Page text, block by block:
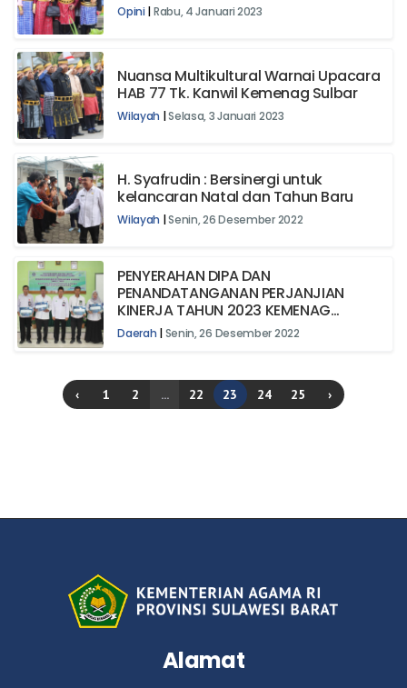
Opini |Rabu, 4 Januari 2023
Nuansa Multikultural Warnai Upacara
HAB 77 Tk. Kanwil Kemenag Sulbar
Wilayah |Selasa, 3 Januari 2023
H. Syafrudin : Bersinergi untuk
kelancaran Natal dan Tahun Baru
Wilayah |Senin, 26 Desember 2022
PENYERAHAN DIPA DAN
PENANDATANGANAN PERJANJIAN
KINERJA TAHUN 2023 KEMENAG
MAMASA
Daerah |Senin, 26 Desember 2022
‹ 1 2 ... 22 23 24 25 ›
Alamat